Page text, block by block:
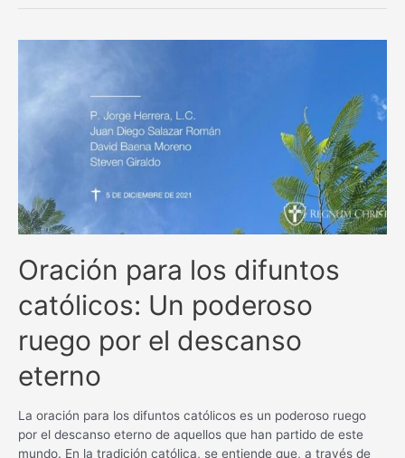
un
desplazamientos
Oración para los difuntos
católicos: Un poderoso
ruego por el descanso
eterno
La oración para los difuntos católicos es un poderoso ruego
por el descanso eterno de aquellos que han partido de este
mundo. En la tradición católica, se entiende que, a través de